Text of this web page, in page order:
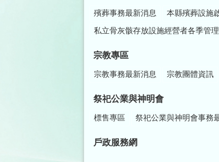
殯葬事務最新消息 本縣殯葬設施
私立骨灰骸存放設施經營者各季管
宗教專區
宗教事務最新消息 宗教團體資訊
祭祀公業與神明會
標售專區 祭祀公業與神明會事務
戶政服務網